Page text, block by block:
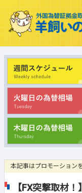
本記事はプロモーション
【FX突撃取材